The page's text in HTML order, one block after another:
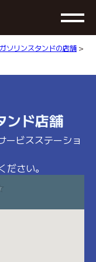
ソリンスタンドの店舗 >
ンド店舗
ービスステーショ
さい。